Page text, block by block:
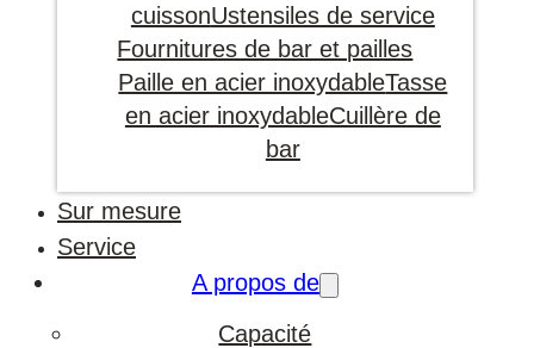
cuissonUstensiles de service
Fournitures de bar et pailles
Paille en acier inoxydableTasse
en acier inoxydableCuillère de
bar
Sur mesure
Service
A propos de
Capacité